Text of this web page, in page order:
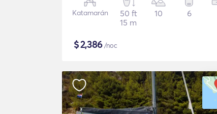
Katamarán
50 ft
15 m
10 6
$2,386/noc